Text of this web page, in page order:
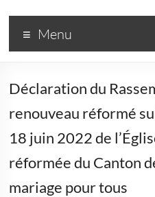
R3
–
pour
un
Renouveau
Réformé
Menu
Déclaration du
renouveau réformé
18 juin 2022 de
réformée du Canton
mariage pour tous